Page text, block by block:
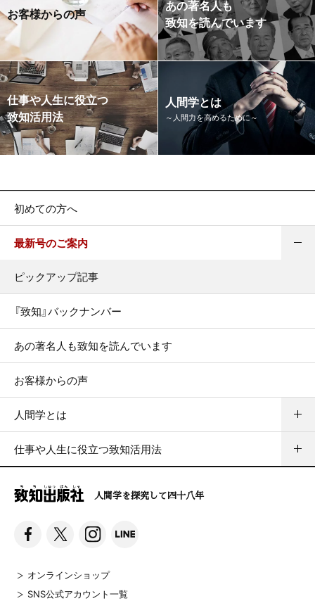
お客様からの声
あの著名人も
致知を読んでいます
仕事や人生に役立つ
致知活用法
人間学とは
～人間力を高めるために～
初めての方へ
最新号のご案内
ピックアップ記事
『致知』バックナンバー
あの著名人も致知を読んでいます
お客様からの声
人間学とは
仕事や人生に役立つ致知活用法
人間学を探究して四十八年
オンラインショップ
SNS公式アカウント一覧